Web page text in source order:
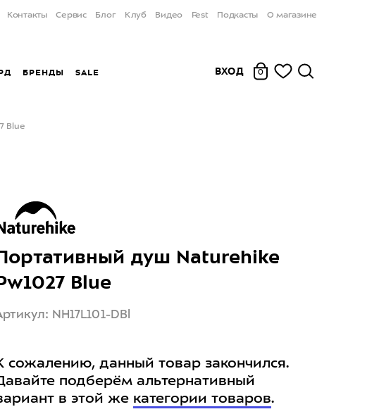
Контакты Сервис Блог Клуб Видео Fest Подкасты О магазине
БРЕНДЫ SALE ВХОД 0
Blue
душ Naturehike
Blue
NH17L101-DBl
сожалению, данный товар закончился.
подберём альтернативный
в этой же категории товаров.